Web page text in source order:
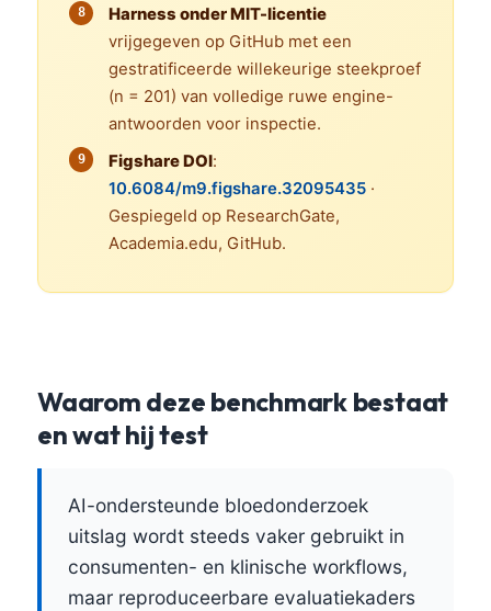
Harness onder MIT-licentie
vrijgegeven op GitHub met een
gestratificeerde willekeurige steekproef
(n = 201) van volledige ruwe engine-
antwoorden voor inspectie.
Figshare DOI:
10.6084/m9.figshare.32095435 ·
Gespiegeld op ResearchGate,
Academia.edu, GitHub.
Waarom deze benchmark bestaat
en wat hij test
AI-ondersteunde bloedonderzoek
uitslag wordt steeds vaker gebruikt in
consumenten- en klinische workflows,
maar reproduceerbare evaluatiekaders